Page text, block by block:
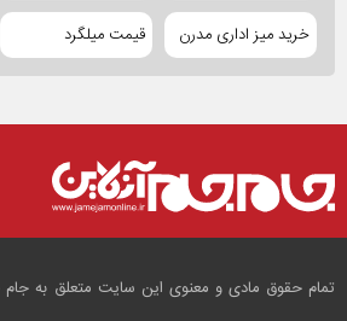
خرید میز اداری مدرن قیمت میلگرد
تمام حقوق مادی و معنوی این سایت متعلق به جام